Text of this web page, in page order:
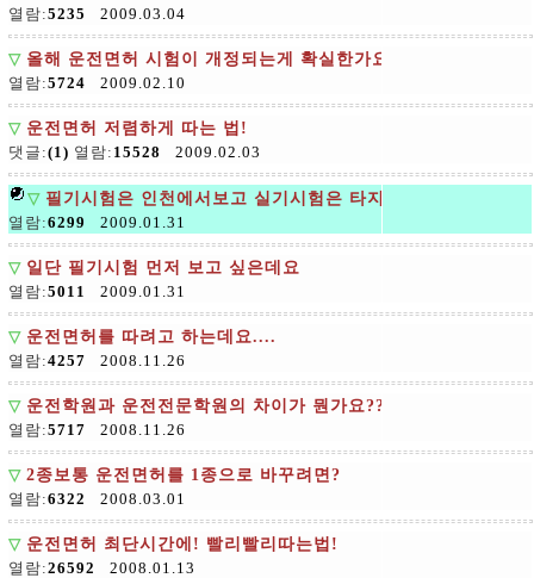
열람:5235 2009.03.04
▽ 올해 운전면허 시험이 개정되는게 확실한가요
열람:5724 2009.02.10
▽ 운전면허 저렴하게 따는 법!
댓글:(1) 열람: 15528 2009.02.03
▽ 필기시험은 인천에서보고 실기시험은 타지역에서
열람:6299 2009.01.31
▽ 일단 필기시험 먼저 보고 싶은데요
열람:5011 2009.01.31
▽ 운전면허를 따려고 하는데요....
열람:4257 2008.11.26
▽ 운전학원과 운전전문학원의 차이가 뭔가요??
열람:5717 2008.11.26
▽ 2종보통 운전면허를 1종으로 바꾸려면?
열람:6322 2008.03.01
▽ 운전면허 최단시간에! 빨리빨리따는법!
열람:26592 2008.01.13